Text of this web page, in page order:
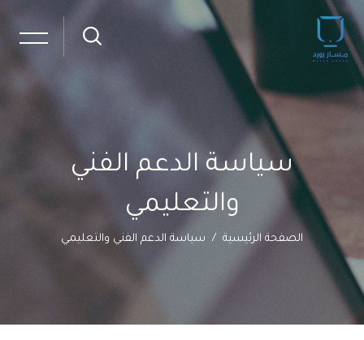
سياسة الدعم الفني
والتعليمي
الصفحة الرئيسية سياسة الدعم الفني والتعليمي